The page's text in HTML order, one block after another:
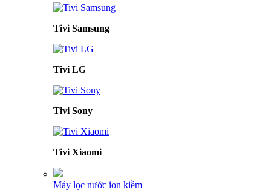
Tivi Samsung
Tivi LG
Tivi Sony
Tivi Xiaomi
Máy lọc nước ion kiềm